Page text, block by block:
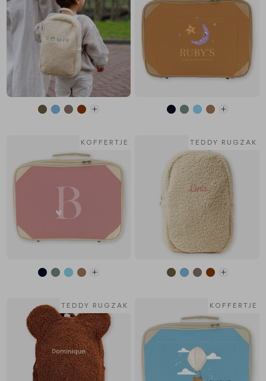
KOFFERTJE TEDDY RUGZAK
TEDDY RUGZAK KOFFERTJE